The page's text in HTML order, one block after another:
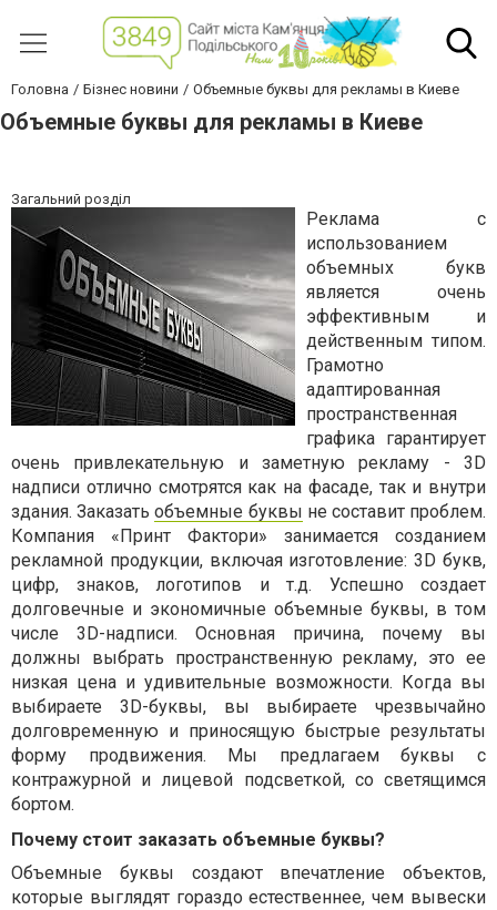
Головна Бізнес новини Объемные буквы для рекламы в Киеве
Объемные буквы для рекламы в Киеве
Загальний розділ
Реклама с
использованием
объемных букв
является очень
эффективным и
действенным типом.
Грамотно
адаптированная
пространственная
графика гарантирует
очень привлекательную и заметную рекламу - 3D
надписи отлично смотрятся как на фасаде, так и внутри
здания. Заказатьобъемные буквы не составит проблем.
Компания «Принт Фактори» занимается созданием
рекламной продукции, включая изготовление: 3D букв,
цифр, знаков, логотипов и т.д. Успешно создает
долговечные и экономичные объемные буквы, в том
числе 3D-надписи. Основная причина, почему вы
должны выбрать пространственную рекламу, это ее
низкая цена и удивительные возможности. Когда вы
выбираете 3D-буквы, вы выбираете чрезвычайно
долговременную и приносящую быстрые результаты
форму продвижения. Мы предлагаем буквы с
контражурной и лицевой подсветкой, со светящимся
бортом.
Почему стоит заказать объемные буквы?
Объемные буквы создают впечатление объектов,
которые выглядят гораздо естественнее, чем вывески